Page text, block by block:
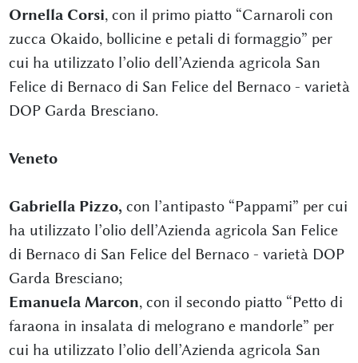
Ornella Corsi, con il primo piatto “Carnaroli con
zucca Okaido, bollicine e petali di formaggio” per
cui ha utilizzato l’olio dell’Azienda agricola San
Felice di Bernaco di San Felice del Bernaco - varietà
DOP Garda Bresciano.
Veneto
Gabriella Pizzo, con l’antipasto “Pappami” per cui
ha utilizzato l’olio dell’Azienda agricola San Felice
di Bernaco di San Felice del Bernaco - varietà DOP
Garda Bresciano;
Emanuela Marcon, con il secondo piatto “Petto di
faraona in insalata di melograno e mandorle” per
cui ha utilizzato l’olio dell’Azienda agricola San